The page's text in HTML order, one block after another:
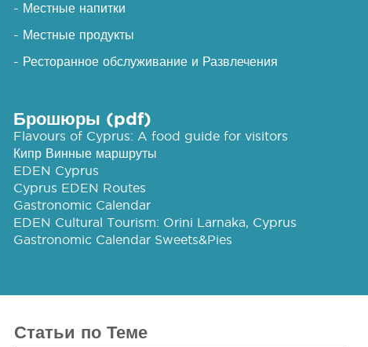
- Местные напитки
- Местные продукты
- Ресторанное обслуживание и Развлечения
Брошюры (pdf)
Flavours of Cyprus: A food guide for visitors
Кипр Винные маршруты
EDEN Cyprus
Cyprus EDEN Routes
Gastronomic Calendar
EDEN Cultural Tourism: Orini Larnaka, Cyprus
Gastronomic Calendar Sweets&Pies
Статьи по Теме